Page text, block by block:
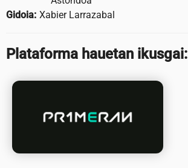
Gidoia: Xabier Larrazabal
Plataforma hauetan ikusgai: